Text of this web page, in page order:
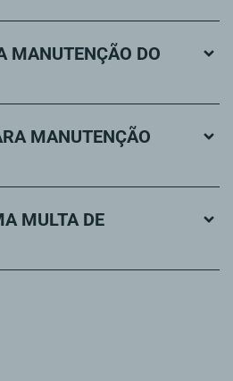
MANUTENÇÃO DO
MANUTENÇÃO
MULTA DE